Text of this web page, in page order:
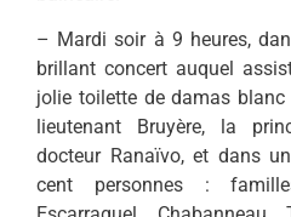
– Mardi soir à 9 heures,
brillant concert auquel
jolie toilette de damas blanc
lieutenant Bruyère, la
docteur Ranaïvo, et dans
cent personnes :